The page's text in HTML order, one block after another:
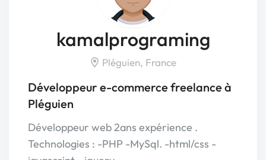
kamalprograming
Pléguien, France
Développeur e-commerce freelance à
Pléguien
Développeur web 2ans expérience .
Technologies : -PHP -MySql. -html/css -